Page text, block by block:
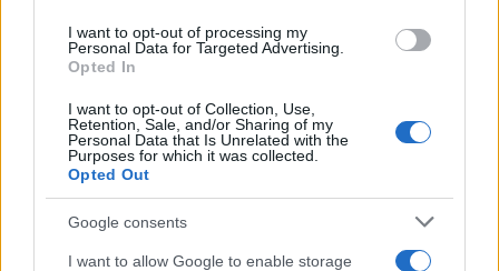
I want to opt-out of processing my
Personal Data for Targeted Advertising.
Opted In
I want to opt-out of Collection, Use,
Retention, Sale, and/or Sharing of my
Personal Data that Is Unrelated with the
Purposes for which it was collected.
Opted Out
Google consents
I want to allow Google to enable storage
Continua a leggere